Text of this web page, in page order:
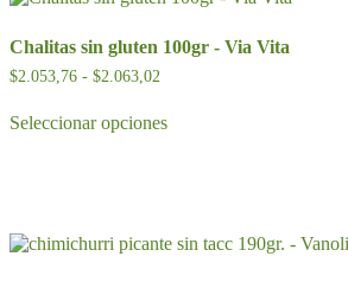
Chalitas sin gluten 100gr - Via Vita
$2.053,76 - $2.063,02
desde
Seleccionar opcionesproducto
se